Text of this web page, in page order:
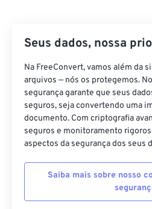
Seus dados, nossa
Na FreeConvert, vamos além da
arquivos — nós os protegemos.
segurança garante que seus
seguros, seja convertendo uma
documento. Com criptografia
seguros e monitoramento
aspectos da segurança dos seus
Saiba mais sobre nosso